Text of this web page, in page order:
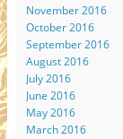
November 2016
October 2016
September 2016
August 2016
July 2016
June 2016
May 2016
March 2016